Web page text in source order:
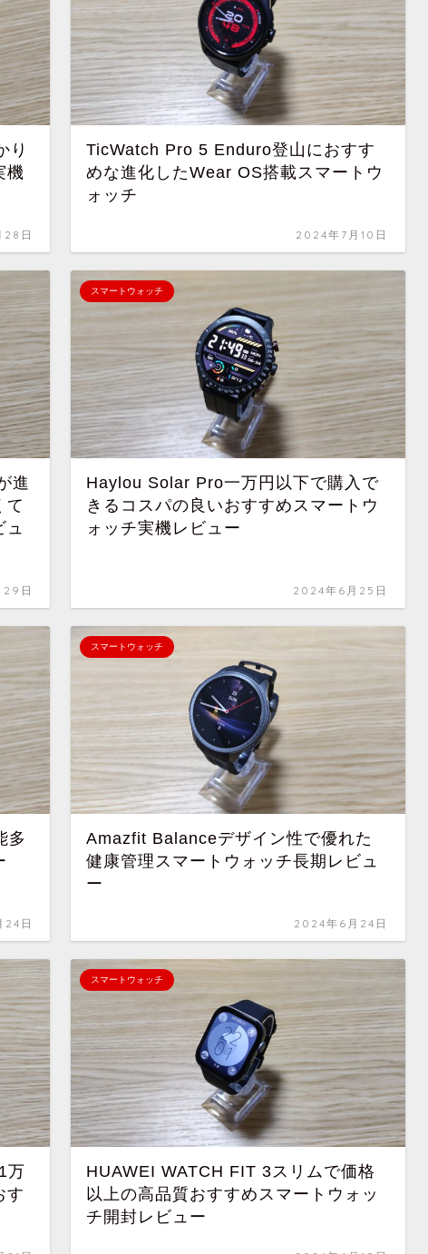
り
機
日
TicWatch Pro 5 Enduro登山におすす
めな進化したWear OS搭載スマートウ
ォッチ
2024年7月10日
進
て
日
スマートウォッチ
Haylou Solar Pro一万円以下で購入で
きるコスパの良いおすすめスマートウ
ォッチ実機レビュー
2024年6月25日
多
日
スマートウォッチ
Amazfit Balanceデザイン性で優れた
健康管理スマートウォッチ長期レビュ
ー
2024年6月24日
万
す
スマートウォッチ
HUAWEI WATCH FIT 3スリムで価格
以上の高品質おすすめスマートウォッ
チ開封レビュー